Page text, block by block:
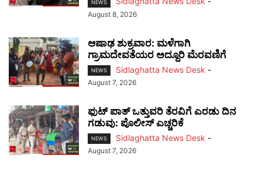
NEWS
August 8, 2026
ಆಷಾಢ ಶುಕ್ರವಾರ: ಮಳೆಗಾಗಿ
ಗ್ರಾಮದೇವತೆಯರ ಅದ್ದೂರಿ ಮೆರವಣಿಗೆ
NEWS Sidlaghatta News Desk -
August 7, 2026
ಫುಟ್‌ ಪಾತ್ ಒತ್ತುವರಿ ತೆರವಿಗೆ ಎರಡು ದಿನ
ಗಡುವು: ಪೊಲೀಸ್ ಎಚ್ಚರಿಕೆ
NEWS Sidlaghatta News Desk -
August 7, 2026